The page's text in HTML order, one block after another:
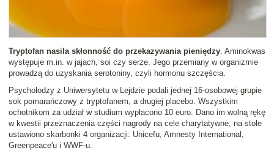
Tryptofan nasila skłonność do przekazywania pieniędzy. Aminokwas
występuje m.in. w jajach, soi czy serze. Jego przemiany w organizmie
prowadzą do uzyskania serotoniny, czyli hormonu szczęścia.
Psycholodzy z Uniwersytetu w Lejdzie podali jednej 16-osobowej grupie
sok pomarańczowy z tryptofanem, a drugiej placebo. Wszystkim
ochotnikom za udział w studium wypłacono 10 euro. Dano im wolną rękę
w kwestii przeznaczenia części nagrody na cele charytatywne; na stole
ustawiono skarbonki 4 organizacji: Unicefu, Amnesty International,
Greenpeace'u i WWF-u.